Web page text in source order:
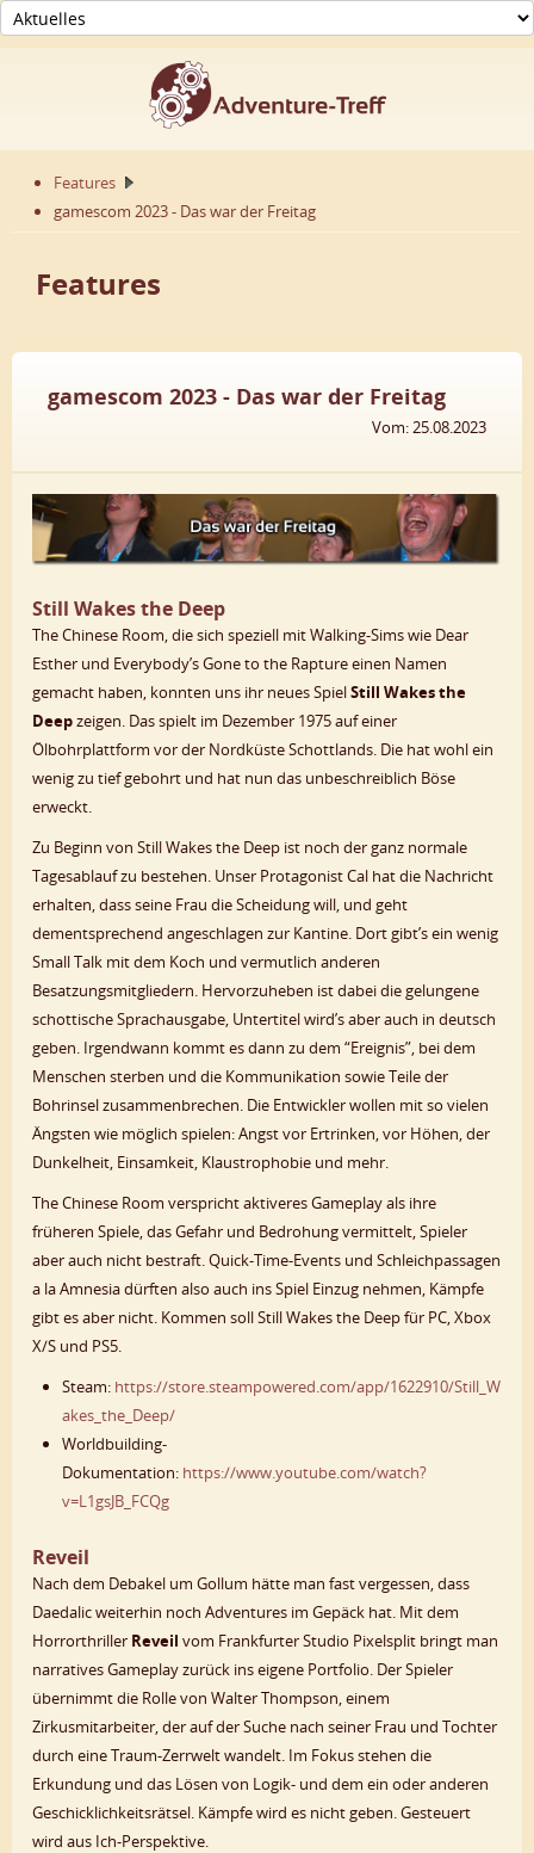
Features
gamescom 2023 - Das war der Freitag
Features
gamescom 2023 - Das war der Freitag
Vom: 25.08.2023
Still Wakes the Deep
The Chinese Room, die sich speziell mit Walking-Sims wie Dear
Esther und Everybody’s Gone to the Rapture einen Namen
gemacht haben, konnten uns ihr neues SpielStill Wakes the
Deepzeigen. Das spielt im Dezember 1975 auf einer
Ölbohrplattform vor der Nordküste Schottlands. Die hat wohl ein
wenig zu tief gebohrt und hat nun das unbeschreiblich Böse
erweckt.
Zu Beginn von Still Wakes the Deep ist noch der ganz normale
Tagesablauf zu bestehen. Unser Protagonist Cal hat die Nachricht
erhalten, dass seine Frau die Scheidung will, und geht
dementsprechend angeschlagen zur Kantine. Dort gibt’s ein wenig
Small Talk mit dem Koch und vermutlich anderen
Besatzungsmitgliedern. Hervorzuheben ist dabei die gelungene
schottische Sprachausgabe, Untertitel wird’s aber auch in deutsch
geben. Irgendwann kommt es dann zu dem “Ereignis”, bei dem
Menschen sterben und die Kommunikation sowie Teile der
Bohrinsel zusammenbrechen. Die Entwickler wollen mit so vielen
Ängsten wie möglich spielen: Angst vor Ertrinken, vor Höhen, der
Dunkelheit, Einsamkeit, Klaustrophobie und mehr.
The Chinese Room verspricht aktiveres Gameplay als ihre
früheren Spiele, das Gefahr und Bedrohung vermittelt, Spieler
aber auch nicht bestraft. Quick-Time-Events und Schleichpassagen
a la Amnesia dürften also auch ins Spiel Einzug nehmen, Kämpfe
gibt es aber nicht. Kommen soll Still Wakes the Deep für PC, Xbox
X/S und PS5.
Steam: https://store.steampowered.com/app/1622910/Still_W
akes_the_Deep/
Worldbuilding-
Dokumentation: https://www.youtube.com/watch?
v=L1gsJB_FCQg
Reveil
Nach dem Debakel um Gollum hätte man fast vergessen, dass
Daedalic weiterhin noch Adventures im Gepäck hat. Mit dem
Horrorthriller Reveil vom Frankfurter Studio Pixelsplit bringt man
narratives Gameplay zurück ins eigene Portfolio. Der Spieler
übernimmt die Rolle von Walter Thompson, einem
Zirkusmitarbeiter, der auf der Suche nach seiner Frau und Tochter
durch eine Traum-Zerrwelt wandelt. Im Fokus stehen die
Erkundung und das Lösen von Logik- und dem ein oder anderen
Geschicklichkeitsrätsel. Kämpfe wird es nicht geben. Gesteuert
wird aus Ich-Perspektive.